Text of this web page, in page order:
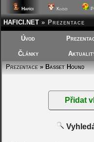
Hafíci Kočičí
HAFICI.NET » Prezentace
Úvod
Články
Prezentace» Basset Hound